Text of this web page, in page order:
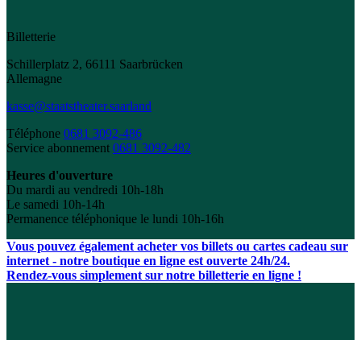
Billetterie
Schillerplatz 2, 66111 Saarbrücken
Allemagne
kasse@staatstheater.saarland
Téléphone 0681 3092-486
Service abonnement 0681 3092-482
Heures d'ouverture
Du mardi au vendredi 10h-18h
Le samedi 10h-14h
Permanence téléphonique le lundi 10h-16h
Vous pouvez également acheter vos billets ou cartes cadeau sur
internet - notre boutique en ligne est ouverte 24h/24.
Rendez-vous simplement sur notre billetterie en ligne !